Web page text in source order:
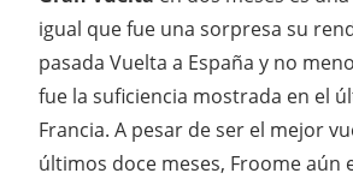
igual que fue una sorpresa su
pasada Vuelta a España y no
fue la suficiencia mostrada en el
Francia. A pesar de ser el mejor
últimos doce meses, Froome aún